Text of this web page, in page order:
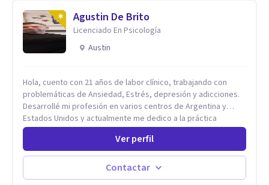
Agustin De Brito
Licenciado En Psicología
Austin
Hola, cuento con 21 años de labor clínico, trabajando con
problemáticas de Ansiedad, Estrés, depresión y adicciones.
Desarrollé mi profesión en varios centros de Argentina y
Estados Unidos y actualmente me dedico a la práctica
privada. Utilizo terapias cognitivas conductuales basadas en
evidencia científica con comprobados resultados. Los
objetivos terapéuticos están centrados en brindar
herramientas concretas para el cambio, que permitan
desarrollar nuevas habilidades y estrategias basadas en la
Ver perfil
Contactar